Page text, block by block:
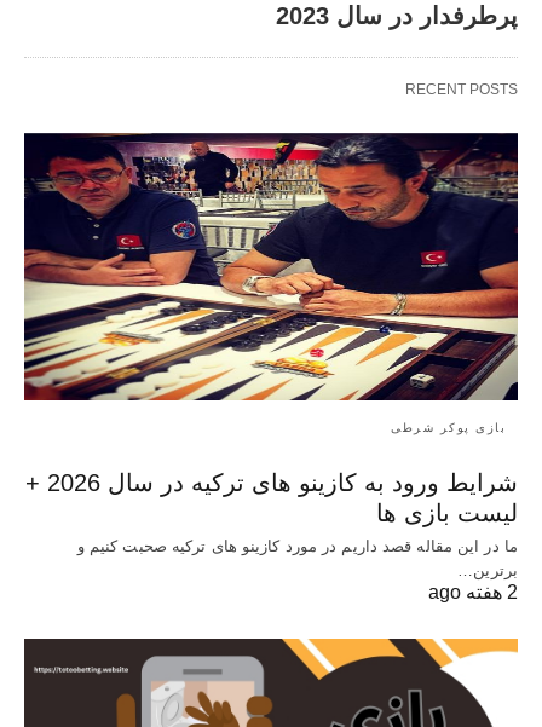
پرطرفدار در سال 2023
RECENT POSTS
بازی پوکر شرطی
شرایط ورود به کازینو های ترکیه در سال 2026 +
لیست بازی ها
ما در این مقاله قصد داریم در مورد کازینو های ترکیه صحبت کنیم و
برترین…
2 هفته ago